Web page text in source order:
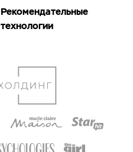
Рекомендательные
технологии